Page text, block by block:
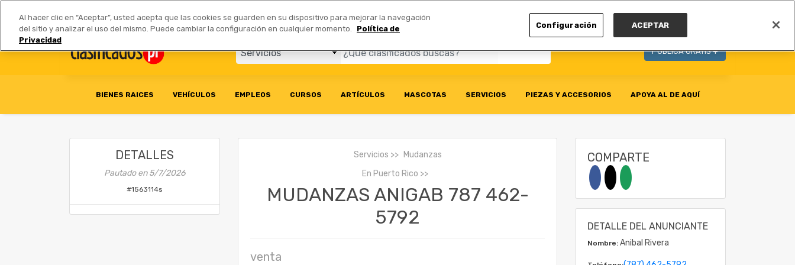
Anúnciate | Tarifas Socios Comerciales
PUBLICA GRATIS +
BIENES RAICES VEHÍCULOS EMPLEOS CURSOS ARTÍCULOS MASCOTAS SERVICIOS PIEZAS Y ACCESORIOS APOYA AL DE AQUÍ
DETALLES
Pautado en5/7/2026
#1563114s
Servicios
Mudanzas
En Puerto Rico
MUDANZAS ANIGAB 787 462-
5792
venta
COMPARTE
DETALLE DEL ANUNCIANTE
Nombre: Anibal Rivera
Al hacer clic en “Aceptar”, usted acepta que las cookies se guarden en su dispositivo para mejorar la navegación
del sitio y analizar el uso del mismo. Puede cambiar la configuración en cualquier momento.
Política de
Privacidad
Configuración ACEPTAR